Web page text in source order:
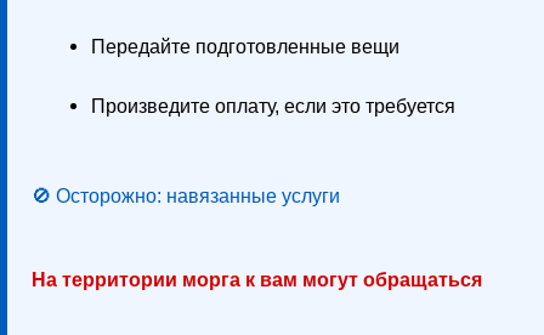
Передайте подготовленные вещи
Произведите оплату, если это требуется
🚫 Осторожно: навязанные услуги
На территории морга к вам могут обращаться